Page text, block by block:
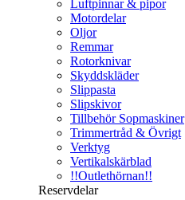
Luftpinnar & pipor
Motordelar
Oljor
Remmar
Rotorknivar
Skyddskläder
Slippasta
Slipskivor
Tillbehör Sopmaskiner
Trimmertråd & Övrigt
Verktyg
Vertikalskärblad
!!Outlethörnan!!
Reservdelar